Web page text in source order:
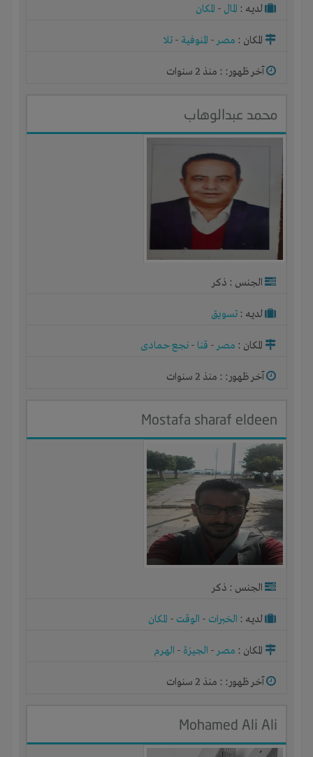
لديـه : المال - المكان
المكان : مصر- المنوفية - تلا
آخر ظهور: : منذ 2 سنوات
محمد عبدالوهاب
الجنس : ذكر
لديـه : تسويق
المكان : مصر- قنا - نجع حمادى
آخر ظهور: : منذ 2 سنوات
Mostafa sharaf eldeen
الجنس : ذكر
لديـه : الخبرات - الوقت - المكان
المكان : مصر- الجيزة - الهرم
آخر ظهور: : منذ 2 سنوات
Mohamed Ali Ali